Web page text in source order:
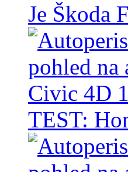
Je Škoda
TEST: